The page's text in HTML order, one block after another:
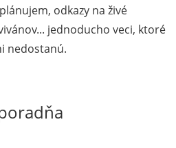
odkazy na živé
jednoducho veci, ktoré
nedostanú.